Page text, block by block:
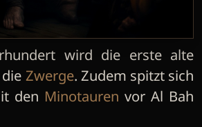
wird die erste alte
Zwerge. Zudem spitzt sich
den Minotauren vor Al Bah